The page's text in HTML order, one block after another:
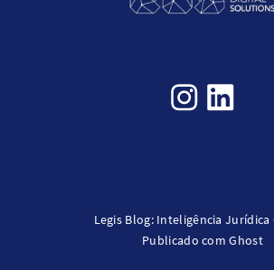
Legis Blog: Inteligência Jurídica
Publicado comGhost